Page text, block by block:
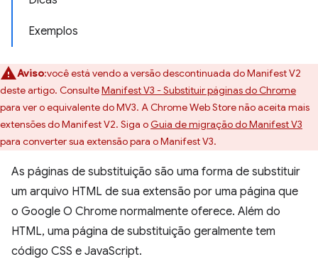
Exemplos
Aviso:você está vendo a versão descontinuada do Manifest V2
deste artigo. ConsulteManifest V3 - Substituir páginas do Chrome
para ver o equivalente do MV3. A Chrome Web Store não aceita mais
extensões do Manifest V2. Siga oGuia de migração do Manifest V3
para converter sua extensão para o Manifest V3.
As páginas de substituição são uma forma de substituir
um arquivo HTML de sua extensão por uma página que
o Google O Chrome normalmente oferece. Além do
HTML, uma página de substituição geralmente tem
código CSS e JavaScript.